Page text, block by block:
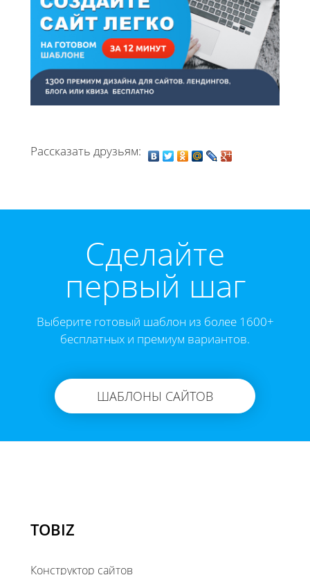
Рассказать друзьям:
Cделайте
первый шаг
Выберите готовый шаблон из более 1600+
бесплатных и премиум вариантов.
ШАБЛОНЫ САЙТОВ
TOBIZ
Конструктор сайтов